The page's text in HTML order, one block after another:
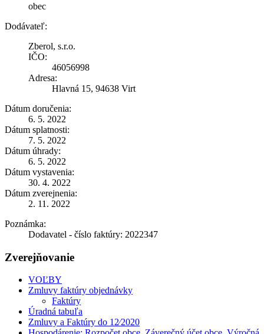
obec
Dodávateľ:
Zberol, s.r.o.
IČO:
46056998
Adresa:
Hlavná 15, 94638 Virt
Dátum doručenia:
6. 5. 2022
Dátum splatnosti:
7. 5. 2022
Dátum úhrady:
6. 5. 2022
Dátum vystavenia:
30. 4. 2022
Dátum zverejnenia:
2. 11. 2022
Poznámka:
Dodavatel - číslo faktúry: 2022347
Zverejňovanie
VOĽBY
Zmluvy faktúry objednávky
Faktúry
Úradná tabuľa
Zmluvy a Faktúry do 12⁄2020